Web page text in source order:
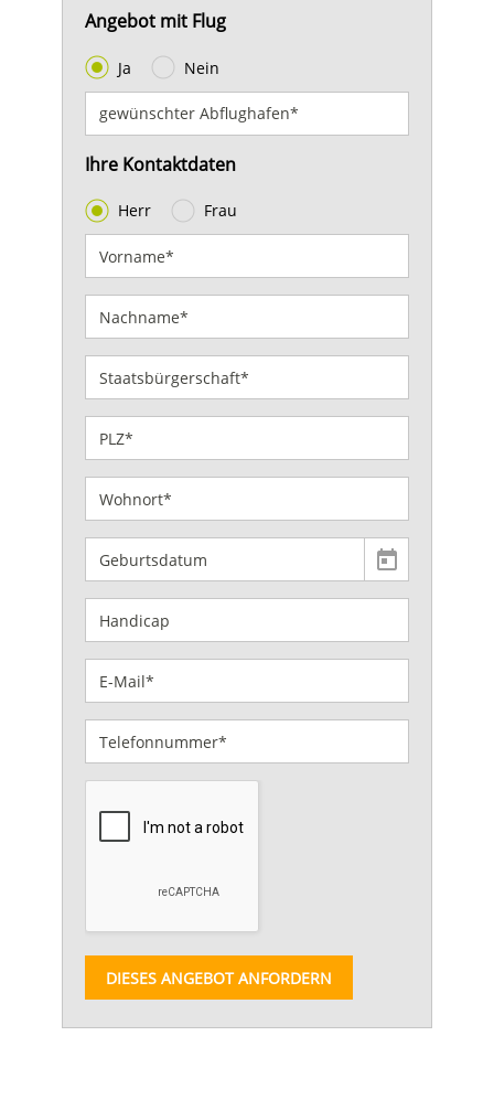
Angebot mit Flug
Ja Nein
Ihre Kontaktdaten
Herr Frau
DIESES ANGEBOT ANFORDERN